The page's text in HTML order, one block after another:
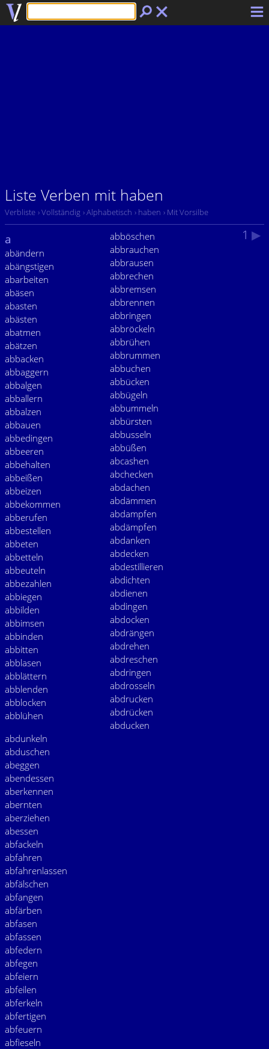
Liste Verben mit haben
Verbliste › Vollständig › Alphabetisch › haben › Mit Vorsilbe
1 ▶
a
abändern
abängstigen
abarbeiten
abäsen
abasten
abästen
abatmen
abätzen
abbacken
abbaggern
abbalgen
abballern
abbalzen
abbauen
abbedingen
abbeeren
abbehalten
abbeißen
abbeizen
abbekommen
abberufen
abbestellen
abbeten
abbetteln
abbeuteln
abbezahlen
abbiegen
abbilden
abbimsen
abbinden
abbitten
abblasen
abblättern
abblenden
abblocken
abblühen
abböschen
abbrauchen
abbrausen
abbrechen
abbremsen
abbrennen
abbringen
abbröckeln
abbrühen
abbrummen
abbuchen
abbücken
abbügeln
abbummeln
abbürsten
abbusseln
abbüßen
abcashen
abchecken
abdachen
abdämmen
abdampfen
abdämpfen
abdanken
abdecken
abdestillieren
abdichten
abdienen
abdingen
abdocken
abdrängen
abdrehen
abdreschen
abdringen
abdrosseln
abdrucken
abdrücken
abducken
abdunkeln
abduschen
abeggen
abendessen
aberkennen
abernten
aberziehen
abessen
abfackeln
abfahren
abfahrenlassen
abfälschen
abfangen
abfärben
abfasen
abfassen
abfedern
abfegen
abfeiern
abfeilen
abferkeln
abfertigen
abfeuern
abfieseln